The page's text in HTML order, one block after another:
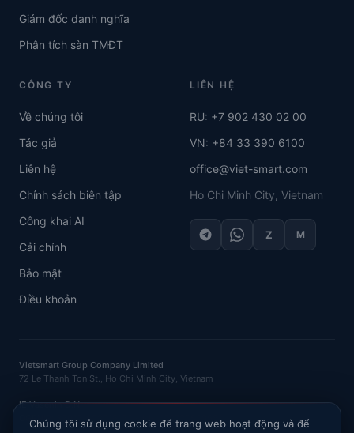
Giám đốc danh nghĩa
Phân tích sàn TMĐT
CÔNG TY
Về chúng tôi
Tác giả
Liên hệ
Chính sách biên tập
Công khai AI
Cải chính
Bảo mật
Điều khoản
LIÊN HỆ
RU: +7 902 430 02 00
VN: +84 33 390 6100
office@viet-smart.com
Ho Chi Minh City, Vietnam
Z M
Vietsmart Group Company Limited
72 Le Thanh Ton St., Ho Chi Minh City, Vietnam
IE Vasenin D.N.
OGRNIP
: 320121500016132 · INN : 120702520581
Chúng tôi sử dụng cookie để trang web hoạt động và để